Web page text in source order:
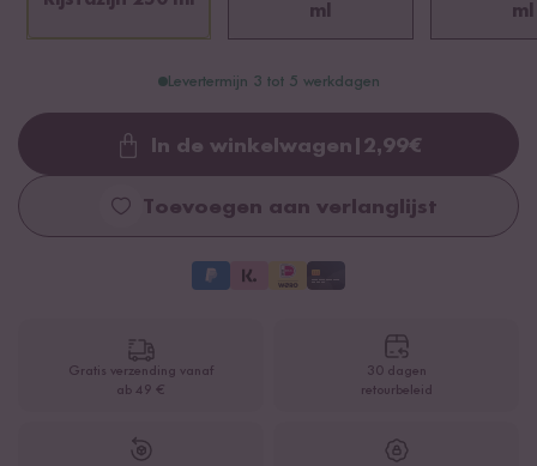
ml
ml
Levertermijn 3 tot 5 werkdagen
Loading...
In de winkelwagen 2,99€
Toevoegen aan verlanglijst
Gratis verzending vanaf
ab 49 €
30 dagen
retourbeleid